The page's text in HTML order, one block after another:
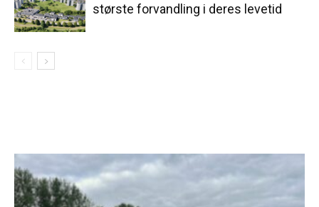
største forvandling i deres levetid